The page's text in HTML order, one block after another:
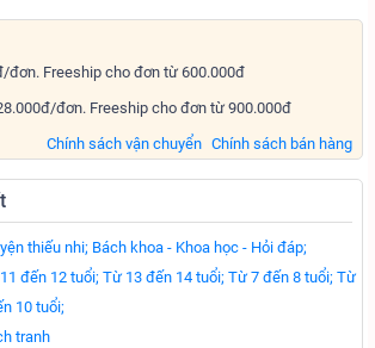
đơn. Freeship cho đơn từ 600.000đ
đơn. Freeship cho đơn từ 900.000đ
Chính sách bán hàng
Chính sách vận chuyển
thiếu nhi; Bách khoa - Khoa học - Hỏi đáp;
đến 12 tuổi; Từ 13 đến 14 tuổi; Từ 7 đến 8 tuổi; Từ
10 tuổi;
tranh